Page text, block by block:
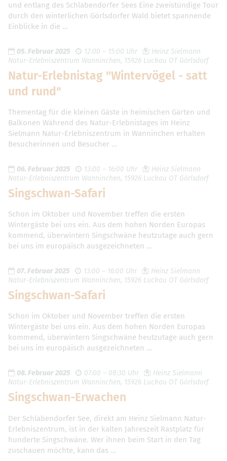
und entlang des Schlabendorfer Sees Eine zweistündige Tour
durch den winterlichen Görlsdorfer Wald bietet spannende
Einblicke in die …
05. Februar 2025 12:00 – 15:00 Uhr
Heinz Sielmann
Natur-Erlebniszentrum Wanninchen, 15926 Luckau OT Görlsdorf
Natur-Erlebnistag "Wintervögel - satt
und rund"
Thementag für die kleinen Gäste in heimischen Gärten und
Balkonen Während des Natur-Erlebnistages im Heinz
Sielmann Natur-Erlebniszentrum in Wanninchen erhalten
Besucherinnen und Besucher …
06. Februar 2025 13:00 – 16:00 Uhr
Heinz Sielmann
Natur-Erlebniszentrum Wanninchen, 15926 Luckau OT Görlsdorf
Singschwan-Safari
Schon im Oktober und November treffen die ersten
Wintergäste bei uns ein. Aus dem hohen Norden Europas
kommend, überwintern Singschwäne heutzutage auch gern
bei uns im europäisch ausgezeichneten …
07. Februar 2025 13:00 – 16:00 Uhr
Heinz Sielmann
Natur-Erlebniszentrum Wanninchen, 15926 Luckau OT Görlsdorf
Singschwan-Safari
Schon im Oktober und November treffen die ersten
Wintergäste bei uns ein. Aus dem hohen Norden Europas
kommend, überwintern Singschwäne heutzutage auch gern
bei uns im europäisch ausgezeichneten …
08. Februar 2025 07:00 – 08:30 Uhr
Heinz Sielmann
Natur-Erlebniszentrum Wanninchen, 15926 Luckau OT Görlsdorf
Singschwan-Erwachen
Der Schlabendorfer See, direkt am Heinz Sielmann Natur-
Erlebniszentrum, ist in der kalten Jahreszeit Rastplatz für
hunderte Singschwäne. Wer ihnen beim Start in den Tag
zuschauen möchte, kann das …